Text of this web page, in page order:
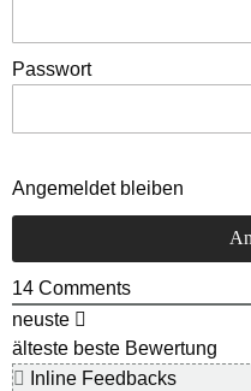
Passwort
Angemeldet bleiben
14 Comments
neuste
älteste beste Bewertung
Inline Feedbacks